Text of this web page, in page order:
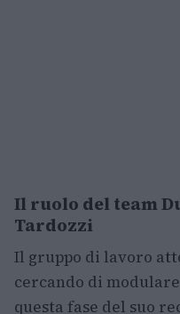
Il ruolo del team
Tardozzi
Il gruppo di lavoro
cercando di
questa fase del suo